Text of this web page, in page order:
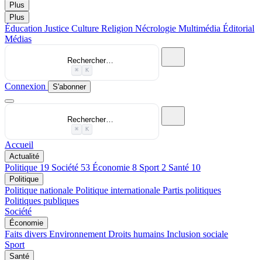
Plus
Plus
Éducation Justice Culture Religion Nécrologie Multimédia Éditorial
Médias
Rechercher…
⌘ K
Connexion S'abonner
Rechercher…
⌘ K
Accueil
Actualité
Politique 19 Société 53 Économie 8 Sport 2 Santé 10
Politique
Politique nationale Politique internationale Partis politiques
Politiques publiques
Société
Économie
Faits divers Environnement Droits humains Inclusion sociale
Sport
Santé